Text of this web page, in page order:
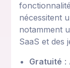
nécessitent
notamment
SaaS et des
Gratuité :